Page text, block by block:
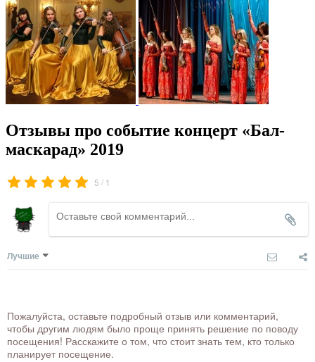
Отзывы про событие концерт «Бал-
маскарад» 2019
5 / 1
Лучшие
Пожалуйста, оставьте подробный отзыв или комментарий,
чтобы другим людям было проще принять решение по поводу
посещения! Расскажите о том, что стоит знать тем, кто только
планирует посещение.